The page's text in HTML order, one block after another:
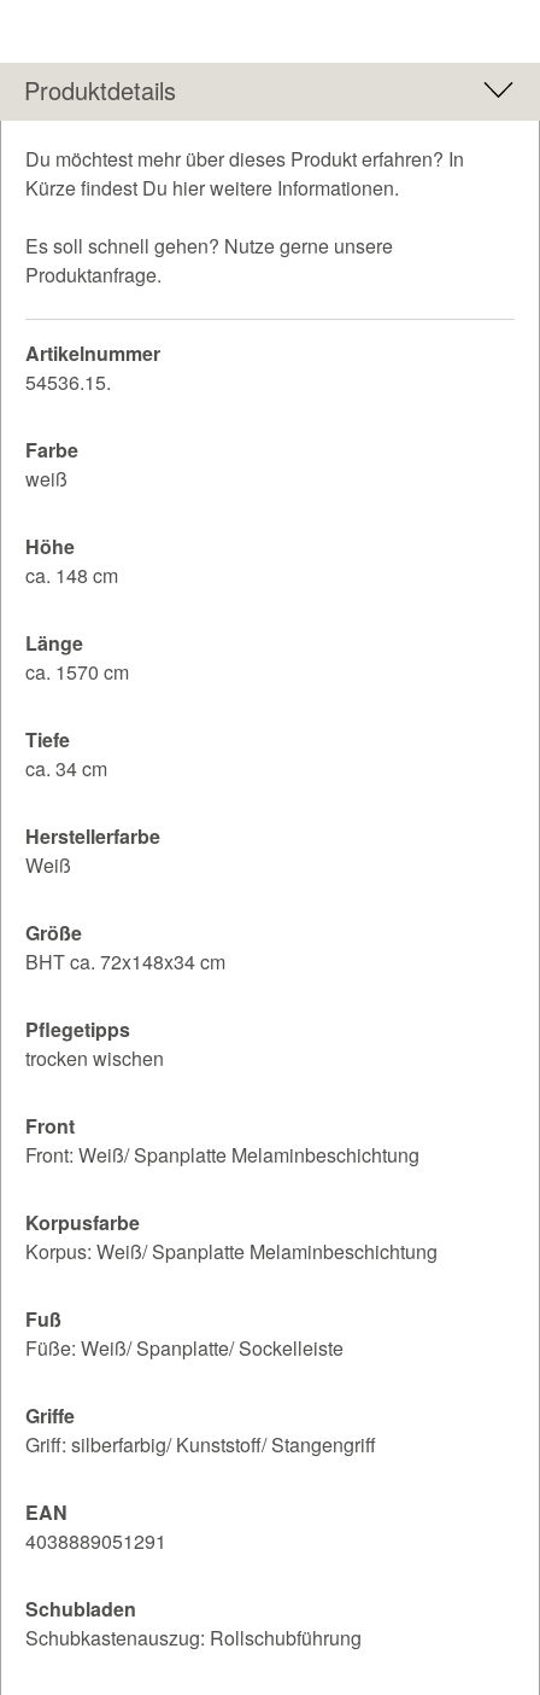
Produktdetails
Du möchtest mehr über dieses Produkt erfahren? In
Kürze findest Du hier weitere Informationen.
Es soll schnell gehen? Nutze gerne unsere
Produktanfrage.
Artikelnummer
54536.15.
Farbe
weiß
Höhe
ca. 148 cm
Länge
ca. 1570 cm
Tiefe
ca. 34 cm
Herstellerfarbe
Weiß
Größe
BHT ca. 72x148x34 cm
Pflegetipps
trocken wischen
Front
Front: Weiß/ Spanplatte Melaminbeschichtung
Korpusfarbe
Korpus: Weiß/ Spanplatte Melaminbeschichtung
Fuß
Füße: Weiß/ Spanplatte/ Sockelleiste
Griffe
Griff: silberfarbig/ Kunststoff/ Stangengriff
EAN
4038889051291
Schubladen
Schubkastenauszug: Rollschubführung